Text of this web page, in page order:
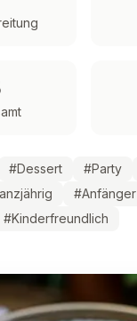
#Dessert #Party
#Anfänger
#Kinderfreundlich